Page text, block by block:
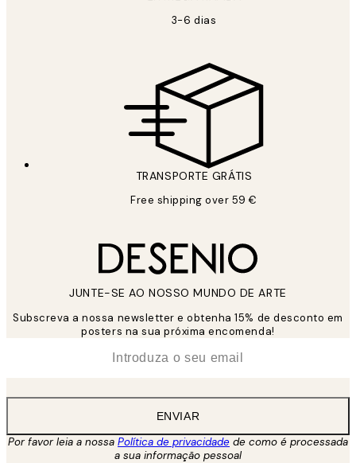
3-6 dias
TRANSPORTE GRÁTIS
Free shipping over 59 €
JUNTE-SE AO NOSSO MUNDO DE ARTE
Subscreva a nossa newsletter e obtenha 15% de desconto em
posters na sua próxima encomenda!
ENVIAR
Por favor leia a nossa Política de privacidade de como é processada
a sua informação pessoal